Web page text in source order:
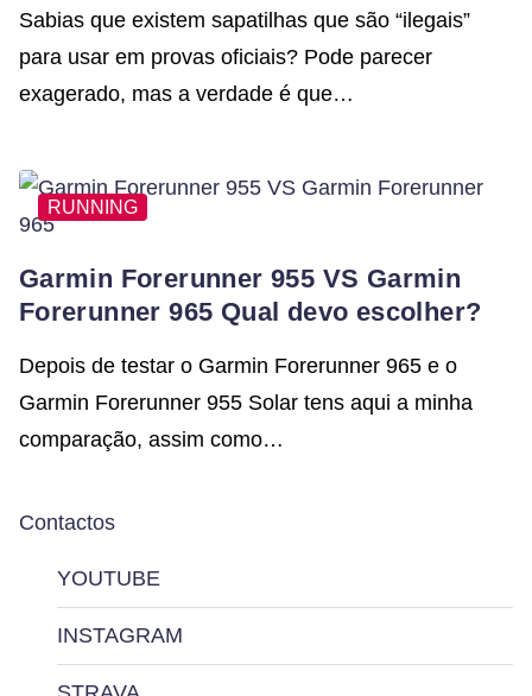
Sabias que existem sapatilhas que são “ilegais”
para usar em provas oficiais? Pode parecer
exagerado, mas a verdade é que…
RUNNING
Garmin Forerunner 955 VS Garmin
Forerunner 965 Qual devo escolher?
Depois de testar o Garmin Forerunner 965 e o
Garmin Forerunner 955 Solar tens aqui a minha
comparação, assim como…
Contactos
YOUTUBE
INSTAGRAM